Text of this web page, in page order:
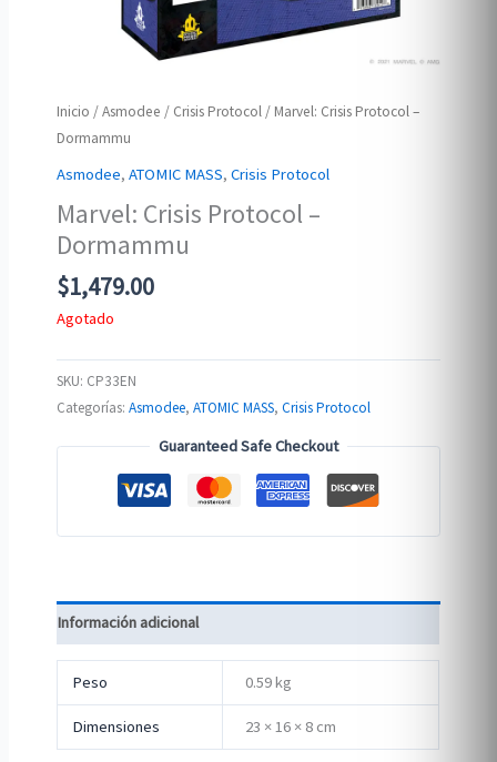
Inicio /Asmodee / Crisis Protocol / Marvel: Crisis Protocol –
Dormammu
Asmodee,ATOMIC MASS,Crisis Protocol
Marvel: Crisis Protocol –
Dormammu
$1,479.00
Agotado
SKU: CP33EN
Categorías:Asmodee,ATOMIC MASS,Crisis Protocol
Guaranteed Safe Checkout
Información adicional
Peso 0.59 kg
Dimensiones 23 × 16 × 8 cm